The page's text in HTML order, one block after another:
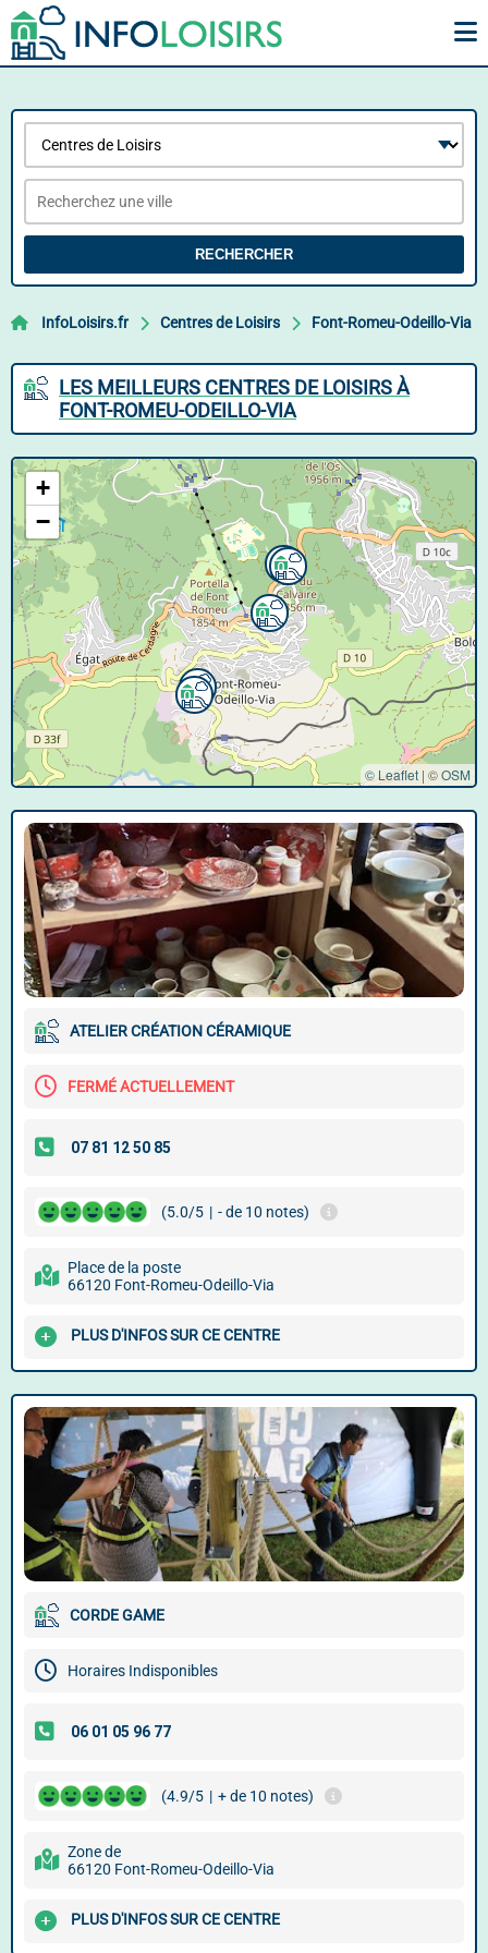
RECHERCHER
InfoLoisirs.fr Centres de Loisirs Font-Romeu-Odeillo-Via
LES MEILLEURS CENTRES DE LOISIRS À
FONT-ROMEU-ODEILLO-VIA
+
−
© Leaflet | ©OSM
ATELIER CRÉATION CÉRAMIQUE
FERMÉ ACTUELLEMENT
(5.0/5 | - de 10 notes)
Place de la poste
66120 Font-Romeu-Odeillo-Via
PLUS D'INFOS SUR CE CENTRE
CORDE GAME
Horaires Indisponibles
(4.9/5 | + de 10 notes)
Zone de
66120 Font-Romeu-Odeillo-Via
PLUS D'INFOS SUR CE CENTRE